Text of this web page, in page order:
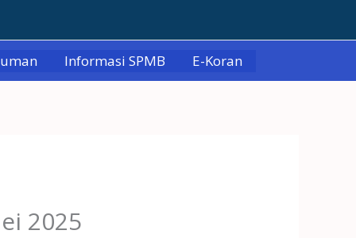
Informasi SPMB E-Koran
2025